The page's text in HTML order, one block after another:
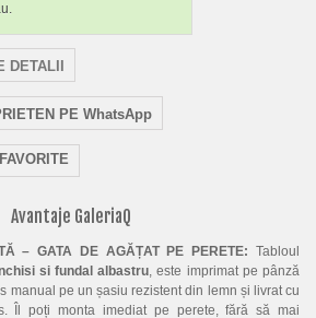
DETALII
PE WhatsApp
Avantaje GaleriaQ
– GATA DE AGĂȚAT PE PERETE:Tabloul
si fundal albastru, este imprimat pe pânză
manual pe un șasiu rezistent din lemn și livrat cu
Îl poți monta imediat pe perete, fără să mai